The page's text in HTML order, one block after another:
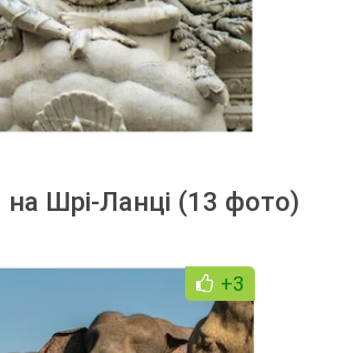
на Шрі-Ланці (13 фото)
+3